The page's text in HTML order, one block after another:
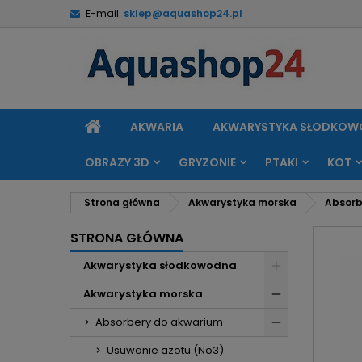
E-mail: sklep@aquashop24.pl
STRONAAKWARIA AKWARYSTYKA
OBRAZY 3D GRYZONIE PTAKI KOT
Strona główna Akwarystyka morska
STRONA GŁÓWNA
Akwarystyka słodkowodna
Akwarystyka morska
Absorbery do akwarium
Usuwanie azotu (No3)